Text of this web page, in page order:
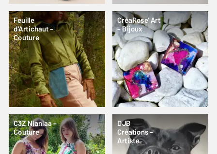
Feuille
d’Artichaut –
Couture
CréaRose’ Art
– Bijoux
C3Z Nianiaa –
Couture
DJB
Créations –
Artiste